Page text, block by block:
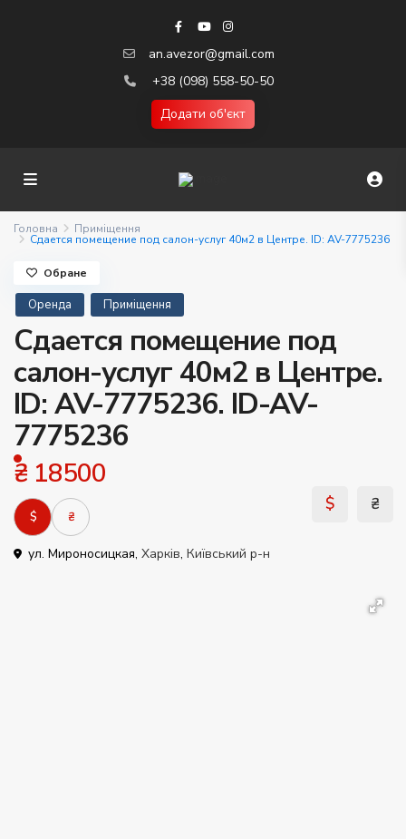
an.avezor@gmail.com
+38 (098) 558-50-50
Додати об'єкт
Головна Приміщення
Сдается помещение под салон-услуг 40м2 в Центре. ID: AV-7775236
Оренда Приміщення
Сдается помещение под
салон-услуг 40м2 в Центре.
ID: AV-7775236. ID-AV-
7775236
₴ 18500
$ ₴
ул. Мироносицкая, Харків, Київський р-н
Обране
$ ₴